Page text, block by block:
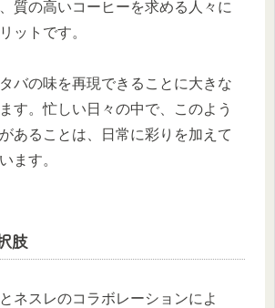
質の高いコーヒーを求める人々に
ットです。
バの味を再現できることに大きな
す。忙しい日々の中で、このよう
あることは、日常に彩りを加えて
ます。
肢
ネスレのコラボレーションによ